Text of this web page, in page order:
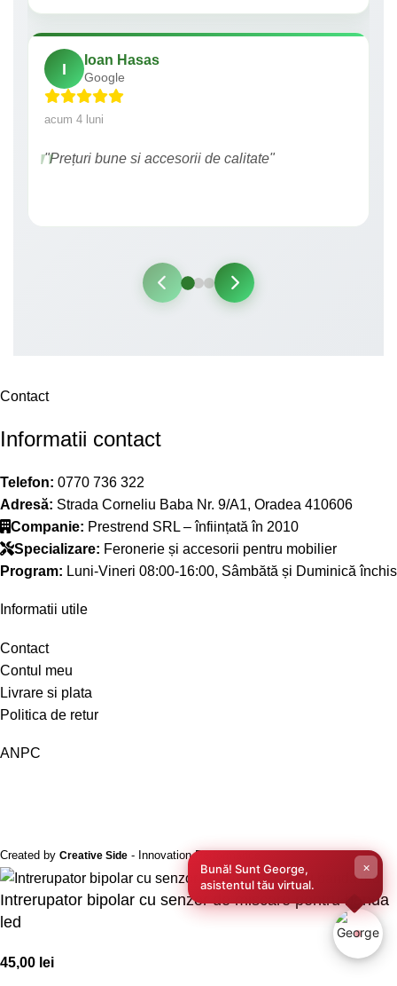
I
Ioan Hasas
Google
acum 4 luni
"Prețuri bune si accesorii de calitate"
Contact
Informatii contact
Telefon: 0770 736 322
Adresă: Strada Corneliu Baba Nr. 9/A1, Oradea 410606
Companie: Prestrend SRL – înființată în 2010
Specializare: Feronerie și accesorii pentru mobilier
Program: Luni-Vineri 08:00-16:00, Sâmbătă și Duminică închis
Informatii utile
Contact
Contul meu
Livrare si plata
Politica de retur
ANPC
Created by Creative Side - Innovation Performance
Intrerupator bipolar cu senzor de miscare pentru banda
led
45,00 lei
Bună! Sunt George,
asistentul tău virtual.
×